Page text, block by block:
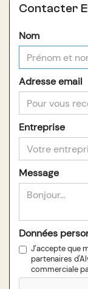
Contacter
Nom
Adresse email
Entreprise
Message
Données
J’accepte que
partenaires
commerciale